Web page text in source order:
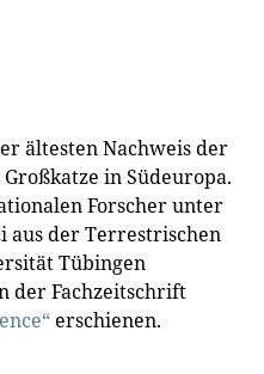
ältesten Nachweis der
in Südeuropa.
Forscher unter
aus der Terrestrischen
Tübingen
der Fachzeitschrift
erschienen.